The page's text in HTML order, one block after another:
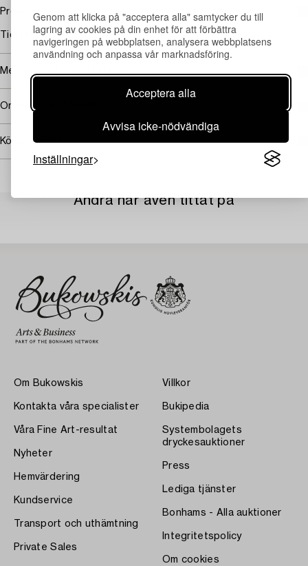
Genom att klicka på "acceptera alla" samtycker du till
lagring av cookies på din enhet för att förbättra
navigeringen på webbplatsen, analysera webbplatsens
användning och anpassa vår marknadsföring.
Acceptera alla
Avvisa icke-nödvändiga
Inställningar
Proveniens
Tidigare i Oscar I (1799-1859) samlingar
Mer om Carl Johan Fahlcrantz
Omfattas av följerätt
Köpinformation
Andra har även tittat på
Om Bukowskis
Kontakta våra specialister
Våra Fine Art-resultat
Nyheter
Hemvärdering
Kundservice
Transport och uthämtning
Private Sales
Villkor
Bukipedia
Systembolagets
dryckesauktioner
Press
Lediga tjänster
Bonhams - Alla auktioner
Integritetspolicy
Om cookies